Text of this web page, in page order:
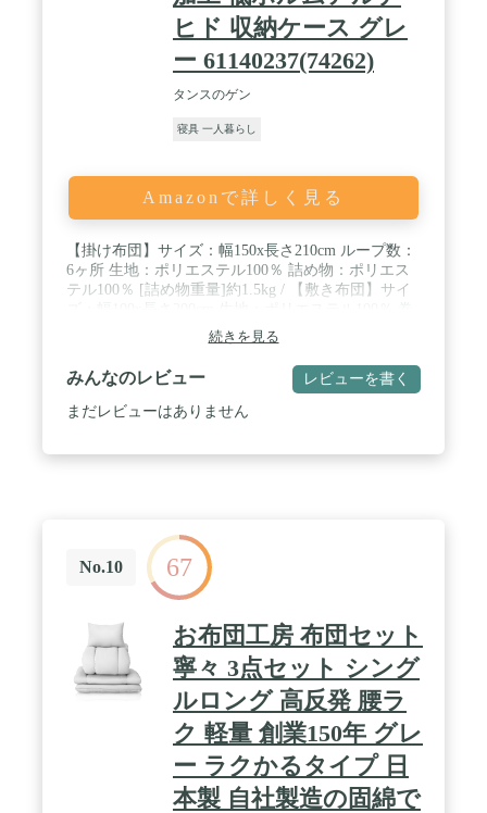
ヒド 収納ケース グレ
ー 61140237(74262)
タンスのゲン
寝具 一人暮らし
Amazonで詳しく見る
【掛け布団】サイズ：幅150x長さ210cm ループ数：
6ヶ所 生地：ポリエステル100％ 詰め物：ポリエス
テル100％ [詰め物重量]約1.5kg / 【敷き布団】サイ
き綿：ポリエステル100％(1.3kg) 固綿：ポリエステ
ル100％(1.5kg) [詰め物重量]約2.8kg / 【枕】外寸：
幅43x長さ63cm 詰め物重量:約0.5kg 生地：ポリエス
テル100％ 詰め物：ポリエステル100％【収納ケー
ス】外寸：幅100×奥行65×高さ35cm 材質：ポリエス
早くふんわりしたお布団に仕上がります。 / 【スタ
ッフのおすすめポイント！】 ・すぐに使える布団4
点セット ・高密度固綿入り！底つき感を軽減する三
層敷布団 ・ほこりの出にくい中空ポリエステル綿
・すべて抗菌・防臭生地を使用 ・洗える掛け布団
・まくらは頭にフィットしやすいくぼみ型 ・ピーチ
スキン加工で肌触り滑らか ・お子様にも安心の低ホ
ルムアルデヒド仕様 ・ISO9001認可工場による安心
の品質 ・収納ケース付き
続きを見る
みんなのレビュー レビューを書く
まだレビューはありません
No.10 67
お布団工房 布団セット
寧々 3点セット シング
ルロング 高反発 腰ラ
ク 軽量 創業150年 グレ
ー ラクかるタイプ 日
本製 自社製造の固綿で